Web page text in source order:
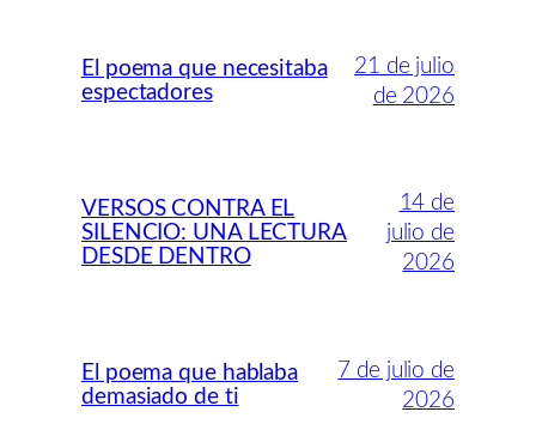
El poema que necesitaba
espectadores
21 de julio
de 2026
VERSOS CONTRA EL
SILENCIO: UNA LECTURA
DESDE DENTRO
14 de
julio de
2026
El poema que hablaba
demasiado de ti
7 de julio de
2026